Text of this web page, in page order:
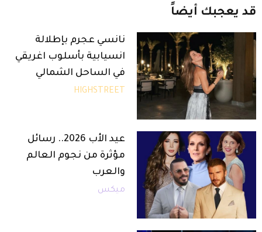
قد يعجبك أيضاً
نانسي عجرم بإطلالة
انسيابية بأسلوب اغريقي
في الساحل الشمالي
HIGHSTREET
عيد الأب 2026.. رسائل
مؤثرة من نجوم العالم
والعرب
ميكس